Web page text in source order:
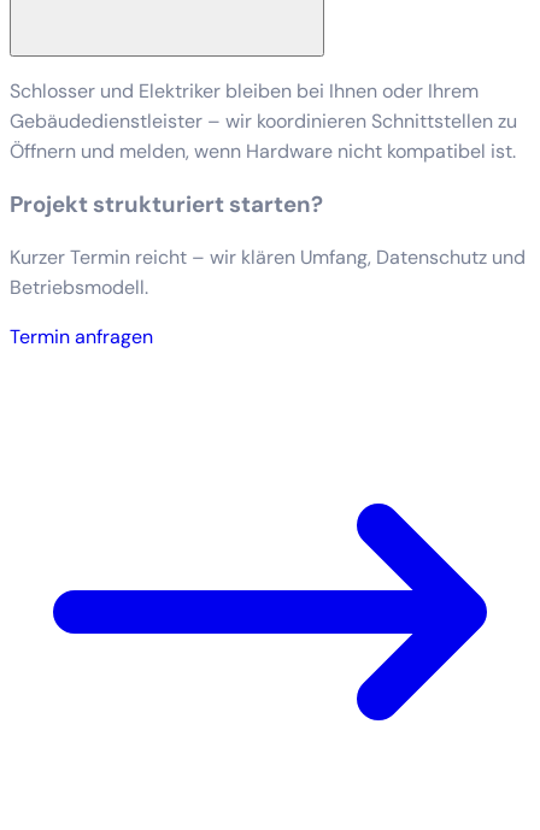
Schlosser und Elektriker bleiben bei Ihnen oder Ihrem
Gebäudedienstleister – wir koordinieren Schnittstellen zu
Öffnern und melden, wenn Hardware nicht kompatibel ist.
Projekt strukturiert starten?
Kurzer Termin reicht – wir klären Umfang, Datenschutz und
Betriebsmodell.
Termin anfragen